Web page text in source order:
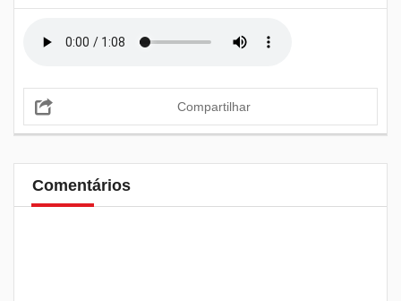
Compartilhar
Comentários